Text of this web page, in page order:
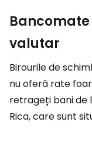
valutar
Birourile de
nu oferă rate
retrageți bani de
Rica, care sunt